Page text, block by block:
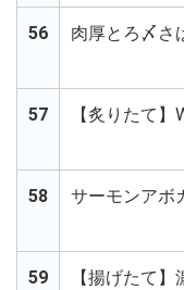
56 肉厚とろ〆さ
57 【炙りたて
58 サーモンアボ
59
【揚げたて